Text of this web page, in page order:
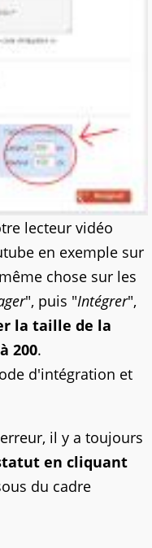
lecteur vidéo
en exemple sur
chose sur les
", puis "Intégrer",
la taille de la
200.
d'intégration et
il y a toujours
en cliquant
du cadre